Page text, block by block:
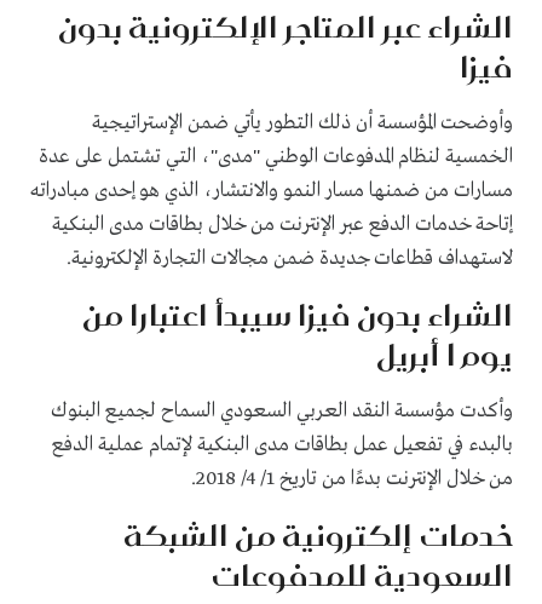
الشراء عبر المتاجر الإلكترونية بدون
فيزا
وأوضحت المؤسسة أن ذلك التطور يأتي ضمن الإستراتيجية
الخمسية لنظام المدفوعات الوطني "مدى"، التي تشتمل على عدة
مسارات من ضمنها مسار النمو والانتشار، الذي هو إحدى مبادراته
إتاحة خدمات الدفع عبر الإنترنت من خلال بطاقات مدى البنكية
لاستهداف قطاعات جديدة ضمن مجالات التجارة الإلكترونية.
الشراء بدون فيزا سيبدأ اعتبارا من
يوم 1 أبريل
وأكدت مؤسسة النقد العربي السعودي السماح لجميع البنوك
بالبدء في تفعيل عمل بطاقات مدى البنكية لإتمام عملية الدفع
من خلال الإنترنت بدءًا من تاريخ 1/ 4/ 2018
.
خدمات إلكترونية من الشبكة
السعودية للمدفوعات